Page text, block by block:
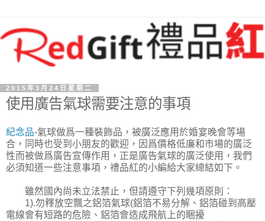
2015年3月24日星期二
使用廣告氣球需要注意的事項
紀念品-氣球做爲一種裝飾品，被廣泛應用於婚宴晚會等場
合，同時也受到小朋友的歡迎，因爲價格低廉和市場的廣泛
性而被做爲廣告宣傳作用，正是廣告氣球的廣泛使用，我們
必須知道一些注意事項，禮品紅的小編給大家總結如下。
雖然國內尚未立法禁止，但請遵守下列幾項原則：
1).勿釋放空飄之鋁箔氣球(鋁箔不易分解、鋁箔碰到高壓
電線會有短路的危險、鋁箔會造成飛航上的睏擾